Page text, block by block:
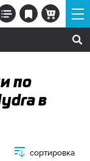
по
в
сортировка